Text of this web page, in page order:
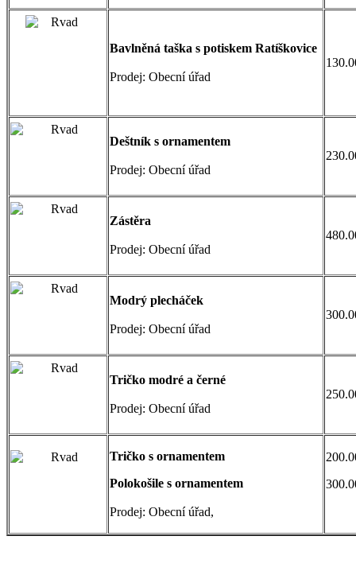
Bavlněná taška s potiskem Ratíškovice
Prodej: Obecní úřad
Deštník s ornamentem
Prodej: Obecní úřad
Zástěra
Prodej: Obecní úřad
Modrý plecháček
Prodej: Obecní úřad
Tričko modré a černé
Prodej: Obecní úřad
Tričko s ornamentem
Polokošile s ornamentem
Prodej: Obecní úřad,